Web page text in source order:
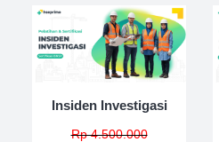
Insiden Investigasi
Rp 4.500.000